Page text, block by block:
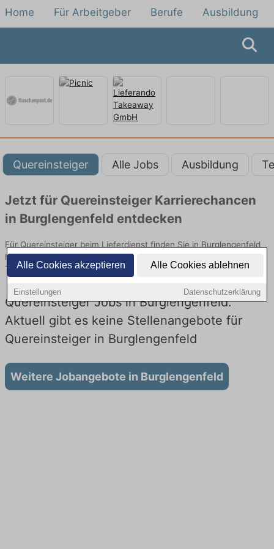
Alle Cookies akzeptieren Alle Cookies ablehnen
Einstellungen Datenschutzerklärung
Home Für Arbeitgeber Berufe Ausbildung
Quereinsteiger Alle Jobs Ausbildung
Jetzt für Quereinsteiger Karrierechancen
in Burglengenfeld entdecken
Für Quereinsteiger beim Lieferdienst finden Sie in Burglengenfeld
hier die aktuellsten Angebote. Entdecken Sie freie Optionen von
Top-Arbeitgebern und bewerben Sie sich noch heute.
Quereinsteiger Jobs in Burglengenfeld:
Aktuell gibt es keine Stellenangebote für
Quereinsteiger in Burglengenfeld
Weitere Jobangebote in Burglengenfeld